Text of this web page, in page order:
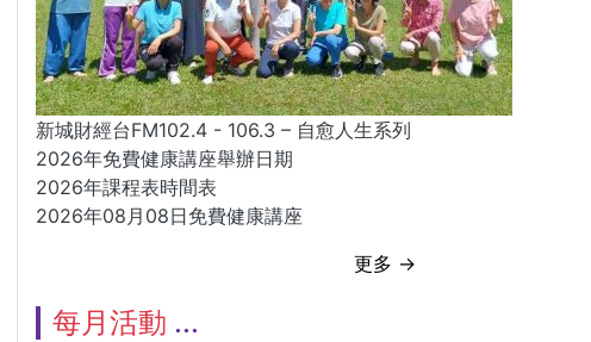
新城財經台FM102.4 - 106.3 – 自愈人生系列
2026年免費健康講座舉辦日期
2026年課程表時間表
2026年08月08日免費健康講座
更多 →
每月活動